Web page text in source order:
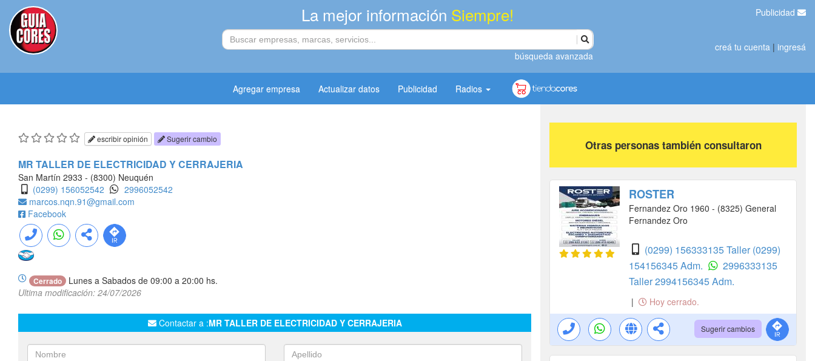
La mejor información Siempre!
búsqueda avanzada
Publicidad
creá tu cuenta | ingresá
Agregar empresa Actualizar datos Publicidad Radios
escribir opinión Sugerir cambio
MR TALLER DE ELECTRICIDAD Y CERRAJERIA
San Martín 2933 - (8300) Neuquén
(0299) 156052542
2996052542
marcos.nqn.91@gmail.com
Facebook
Cerrado
Lunes a Sabados de 09:00 a 20:00 hs.
Ultima modificación: 24/07/2026
Contactar a :MR TALLER DE ELECTRICIDAD Y CERRAJERIA
Otras personas también consultaron
ROSTER
Fernandez Oro 1960 - (8325) General
Fernandez Oro
(0299) 156333135 Taller (0299)
154156345 Adm.
2996333135
Taller2994156345 Adm.
| Hoy cerrado.
Sugerir cambios